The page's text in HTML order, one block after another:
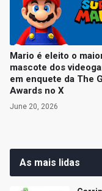
Mario é eleito o
mascote dos
em enquete da The
Awards no X
June 20, 2026
As mais lidas